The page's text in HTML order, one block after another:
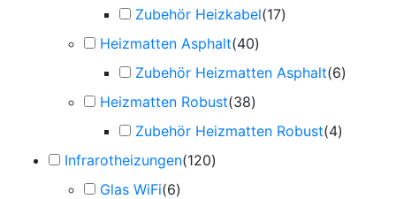
Zubehör Heizkabel(17)
Heizmatten Asphalt(40)
Zubehör Heizmatten Asphalt(6)
Heizmatten Robust(38)
Zubehör Heizmatten Robust(4)
Infrarotheizungen(120)
Glas WiFi(6)